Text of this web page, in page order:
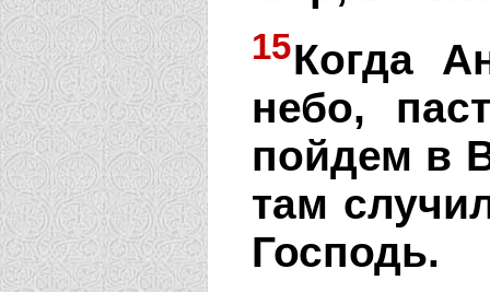
15Когда
небо,
пойдем в
там
Господь.